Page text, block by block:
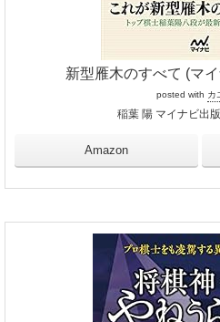
新型雁木のすべて (マ
posted with カ
稲葉 陽 マイナビ出
Amazon